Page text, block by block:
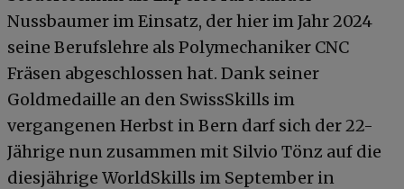
Nussbaumer im Einsatz, der hier im Jahr 2024
seine Berufslehre als Polymechaniker CNC
Fräsen abgeschlossen hat. Dank seiner
Goldmedaille an den SwissSkills im
vergangenen Herbst in Bern darf sich der 22-
Jährige nun zusammen mit Silvio Tönz auf die
diesjährige WorldSkills im September in